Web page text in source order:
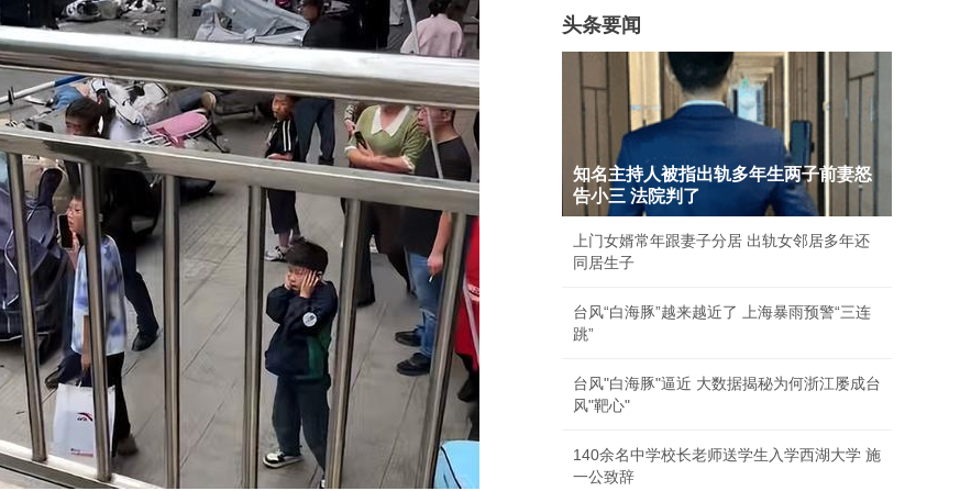
头条要闻
知名主持人被指出轨多年生两子前妻怒
告小三 法院判了
上门女婿常年跟妻子分居 出轨女邻居多年还
同居生子
台风“白海豚”越来越近了 上海暴雨预警“三连
跳”
台风"白海豚"逼近 大数据揭秘为何浙江屡成台
风"靶心"
140余名中学校长老师送学生入学西湖大学 施
一公致辞